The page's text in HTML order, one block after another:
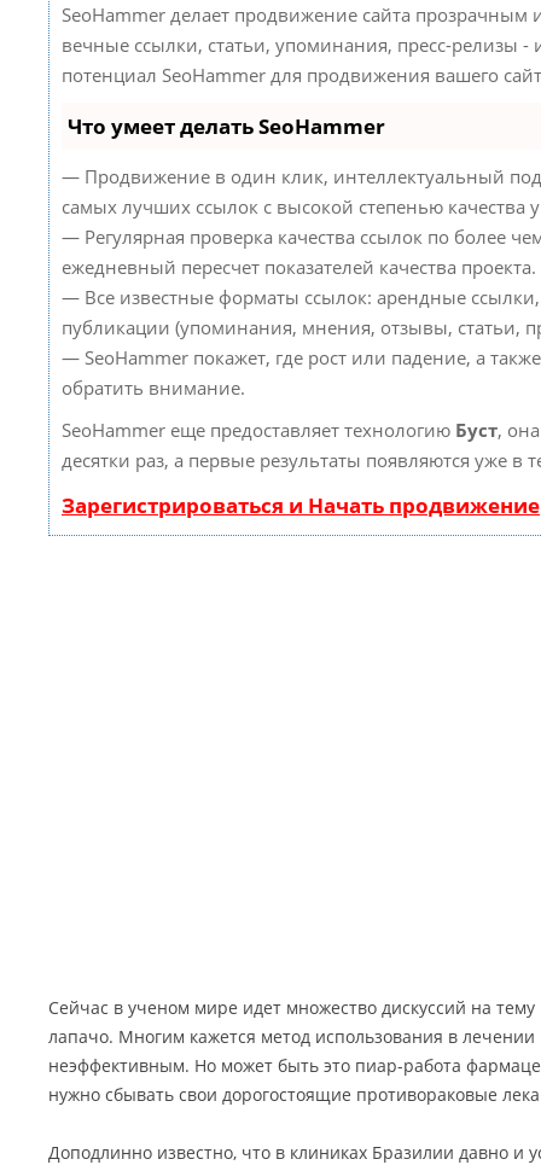
SeoHammer делает продвижение сайта прозрачным
вечные ссылки, статьи, упоминания, пресс-релизы -
потенциал SeoHammer для продвижения вашего
Что умеет делать SeoHammer
— Продвижение в один клик, интеллектуальный
самых лучших ссылок с высокой степенью качества
— Регулярная проверка качества ссылок по более
ежедневный пересчет показателей качества проекта.
— Все известные форматы ссылок: арендные
публикации (упоминания, мнения, отзывы, статьи,
— SeoHammer покажет, где рост или падение, а
обратить внимание.
SeoHammer еще предоставляет технологию Буст,
десятки раз, а первые результаты появляются уже в
Зарегистрироваться и Начать продвижение
Сейчас в ученом мире идет множество дискуссий на
лапачо. Многим кажется метод использования в
неэффективным. Но может быть это пиар-работа
нужно сбывать свои дорогостоящие противораковые
Доподлинно известно, что в клиниках Бразилии давно и